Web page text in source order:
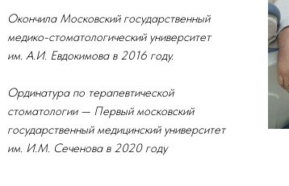
Окончила Московский государственный
медико-стоматологический университет
им. А.И. Евдокимова в 2016 году.
Ординатура по терапевтической
стоматологии — Первый московский
государственный медицинский университет
им. И.М. Сеченова в 2020 году